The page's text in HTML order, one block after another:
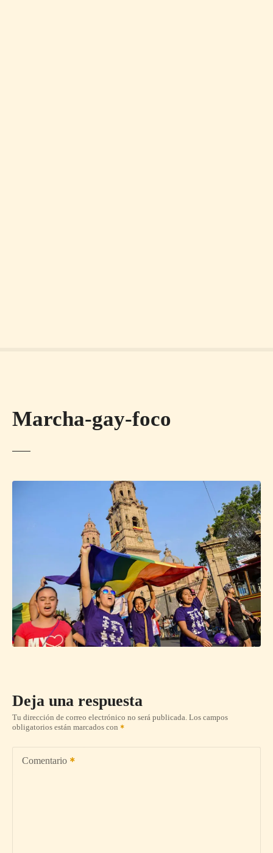
Marcha-gay-foco
Deja una respuesta
Tu dirección de correo electrónico no será publicada. Los campos
obligatorios están marcados con
Comentario